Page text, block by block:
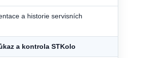
a historie servisních
a kontrola STKolo